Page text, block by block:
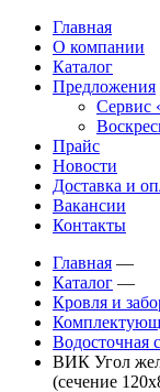
Главная
О компании
Каталог
Предложения
Сервис
Прайс
Новости
Доставка и
Вакансии
Контакты
Главная —
Каталог —
Кровля и
Водосточная
ВИК Угол
(сечение